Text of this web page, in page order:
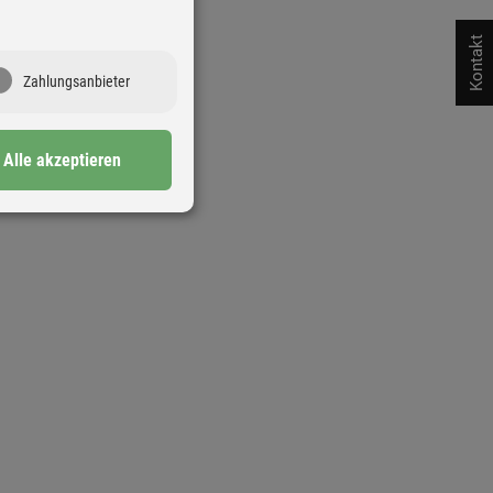
Kontakt
Zahlungsanbieter
Alle akzeptieren